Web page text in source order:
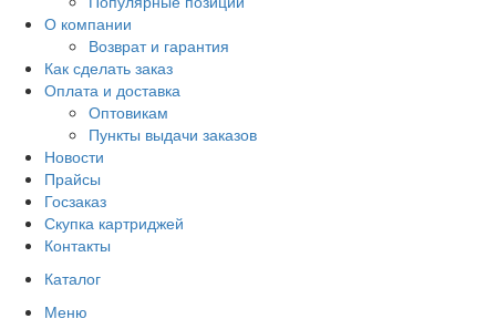
О компании
Возврат и гарантия
Как сделать заказ
Оплата и доставка
Оптовикам
Пункты выдачи заказов
Новости
Прайсы
Госзаказ
Скупка картриджей
Контакты
Каталог
Меню